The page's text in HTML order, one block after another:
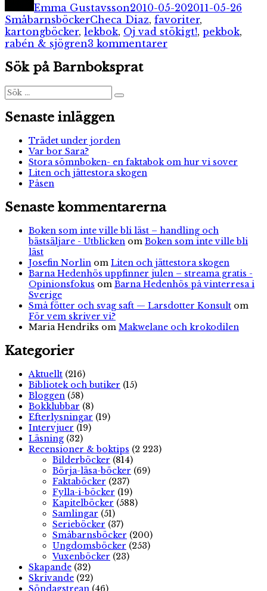
Emma Gustavsson2010-05-202011-05-26
SmåbarnsböckerEtiketter
Checa Diaz, favoriter,
kartongböcker, lekbok, Oj vad stökigt!, pekbok,
rabén & sjögren3 kommentarertill
Sök på Barnboksprat
Sök
efter:
Sök
Senaste inläggen
Trädet under jorden
Var bor Sara?
Stora sömnboken- en faktabok om hur vi sover
Liten och jättestora skogen
Påsen
Senaste kommentarerna
Boken som inte ville bli läst – handling och
bästsäljare - Utblicken om Boken som inte ville bli
läst
Josefin Norlin om Liten och jättestora skogen
Barna Hedenhös uppfinner julen – streama gratis -
Opinionsfokus om Barna Hedenhös på vinterresa i
Sverige
Små fötter och svag saft — Larsdotter Konsult om
För vem skriver vi?
Maria Hendriks om Makwelane och krokodilen
Kategorier
Aktuellt (216)
Bibliotek och butiker (15)
Bloggen (58)
Bokklubbar (8)
Efterlysningar (19)
Intervjuer (19)
Läsning (32)
Recensioner & boktips (2 223)
Bilderböcker (814)
Börja-läsa-böcker (69)
Faktaböcker (237)
Fylla-i-böcker (19)
Kapitelböcker (588)
Samlingar (51)
Serieböcker (37)
Småbarnsböcker (200)
Ungdomsböcker (253)
Vuxenböcker (23)
Skapande (32)
Skrivande (22)
Söndagstrean (46)